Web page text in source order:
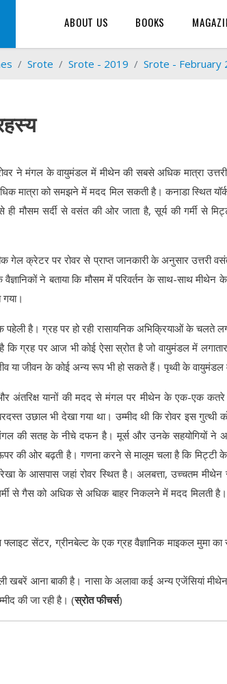
ABOUT US BOOKS
Srote Srote - 2019 Srote - February
ने मंगल के वायुमंडल में मीथेन की सबसे अधिक मात्रा उत्तरी
मात्रा को समझने में मदद मिल सकती है। कनाडा स्थित यॉर्क
ही मौसम सर्दी से वसंत की ओर जाता है, सूर्य की गर्मी से
क्रेटर पर रोवर से प्राप्त जानकारी के अनुसार उत्तरी
ने बताया कि मौसम में परिवर्तन के साथ-साथ
गया।
है। ग्रह पर हो रही रासायनिक अभिक्रियाओं के चलते
कि ग्रह पर आज भी कोई ऐसा स्रोत है जो वायुमंडल में
या जीवन के कोई अन्य रूप भी हो सकते हैं। पृथ्वी के
अंतरिक्ष यानों की मदद से मंगल पर मीथेन के एक-एक
उछाल भी देखा गया था। उम्मीद थी कि रोवर इस गुत्थी
की सतह के नीचे दफन है। मूर्स और उनके सहयोगियों ने
की ओर बढ़ती है। गणना करने से मालूम चला है कि मिट्टी
के आसपास जहां रोवर स्थित है। अलबत्ता, उच्चतम
से गैस को अधिक से अधिक बाहर निकलने में मदद मिलती
सेंटर, ग्रीनबेल्ट के एक ग्रह वैज्ञानिक माइकल मुमा का
आना बाकी है। नासा के अलावा कई अन्य एजेंसियां मीथेन
की जा रही है। (स्रोत फीचर्स)